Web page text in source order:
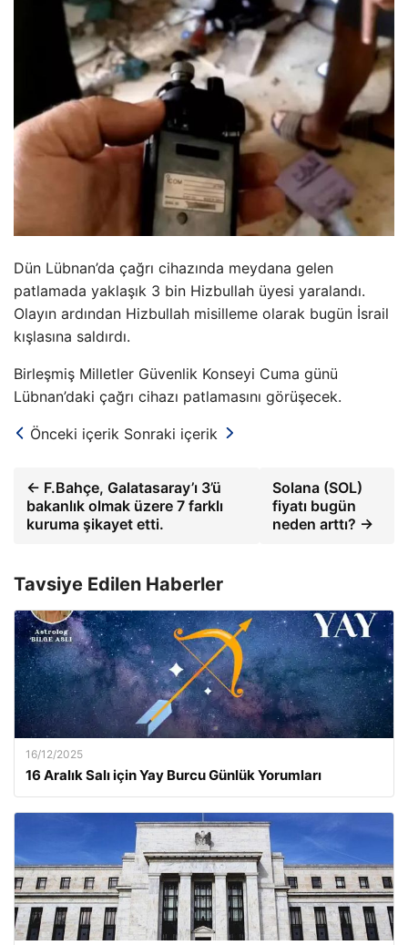
Dün Lübnan’da çağrı cihazında meydana gelen
patlamada yaklaşık 3 bin Hizbullah üyesi yaralandı.
Olayın ardından Hizbullah misilleme olarak bugün İsrail
kışlasına saldırdı.
Birleşmiş Milletler Güvenlik Konseyi Cuma günü
Lübnan’daki çağrı cihazı patlamasını görüşecek.
Önceki içerik Sonraki içerik
← F.Bahçe, Galatasaray’ı 3’ü
bakanlık olmak üzere 7 farklı
kuruma şikayet etti.
Solana (SOL)
fiyatı bugün
neden arttı? →
Tavsiye Edilen Haberler
16/12/2025
16 Aralık Salı için Yay Burcu Günlük Yorumları